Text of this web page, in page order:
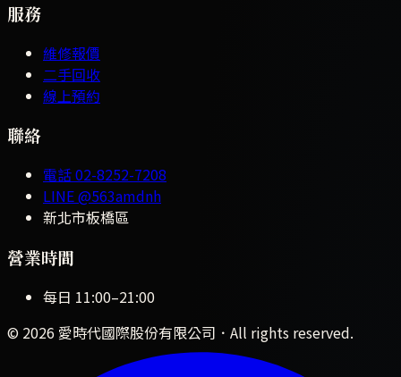
服務
維修報價
二手回收
線上預約
聯絡
電話02-8252-7208
LINE@563amdnh
新北市板橋區
營業時間
每日 11:00–21:00
© 2026 愛時代國際股份有限公司 ．All rights reserved.